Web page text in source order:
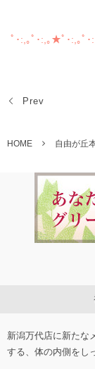
ﾟ･:,｡ﾟ･:,｡★ﾟ･:,｡ﾟ
Prev
HOME 自由が丘
新潟万代店に新たな
する、体の内側をし